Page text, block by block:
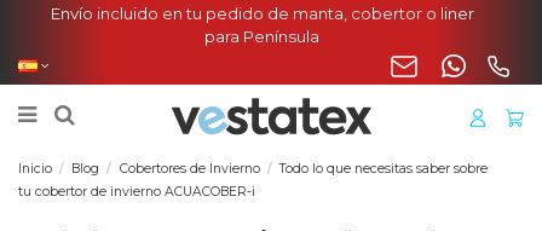
Envío incluido en tu pedido de manta, cobertor o liner
para Península
Inicio Blog Cobertores de Invierno
Todo lo que necesitas saber sobre
tu cobertor de invierno ACUACOBER-i